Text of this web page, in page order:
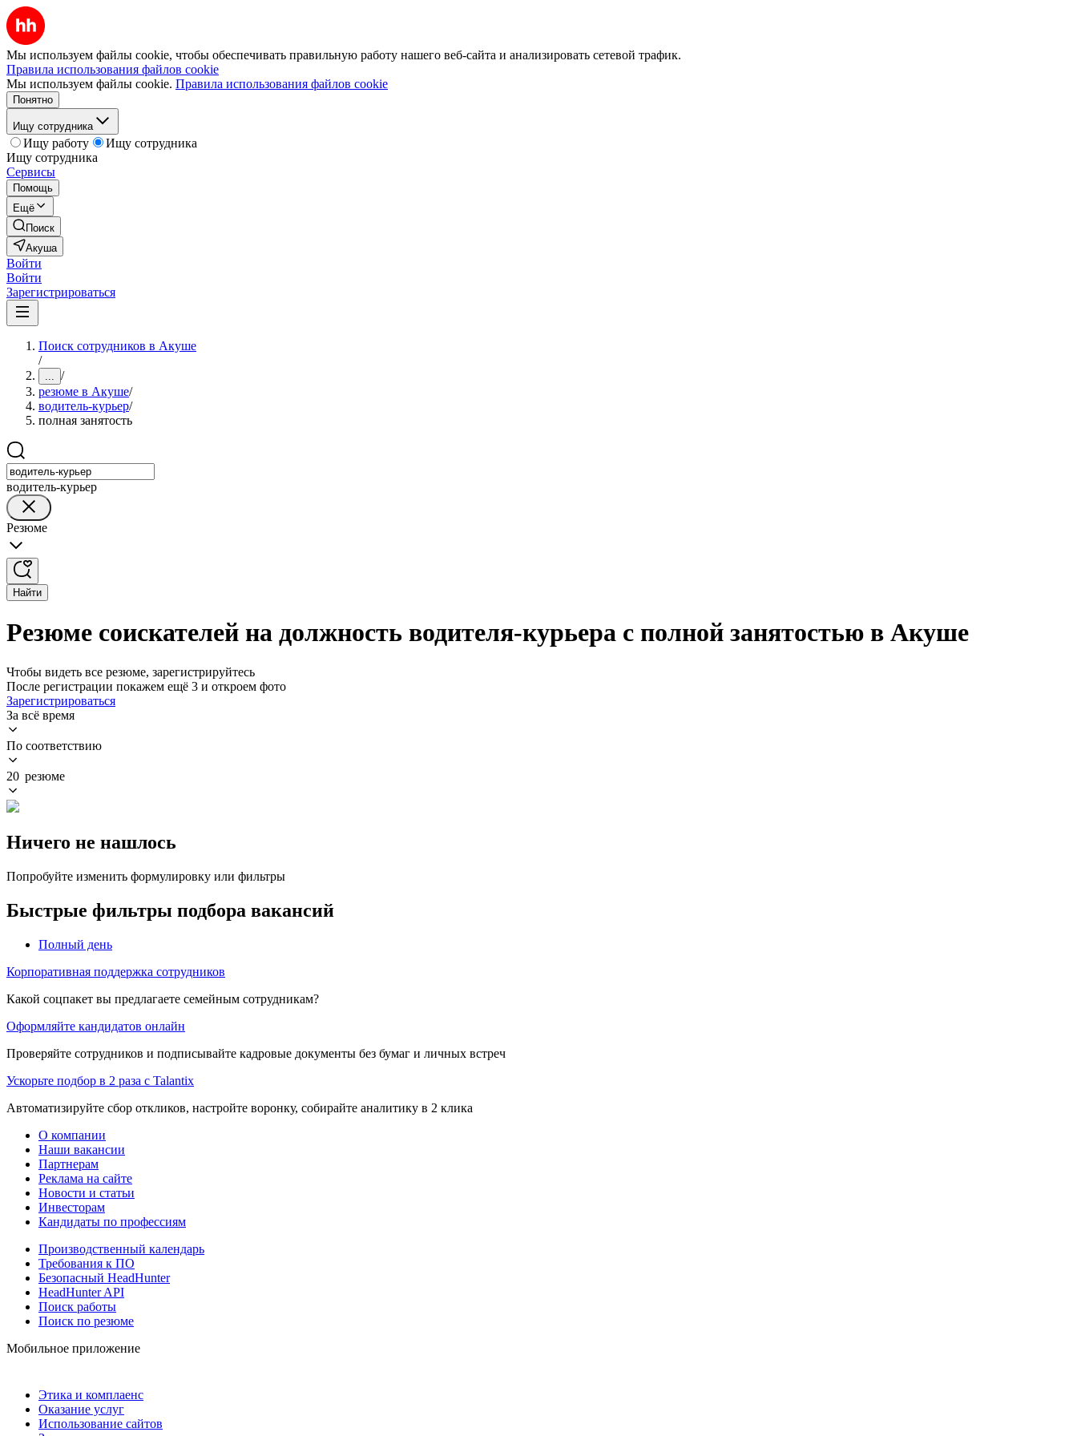
Мы используем файлы cookie, чтобы обеспечивать правильную работу нашего веб-сайта и анализировать сетевой трафик.
Правила использования файлов cookie
Мы используем файлы cookie. Правила использования файлов cookie
Понятно
Ищу сотрудника
Ищу работу
Ищу сотрудника
Ищу сотрудника
Сервисы
Помощь
Ещё
Поиск
Акуша
Войти
Войти
Зарегистрироваться
Поиск сотрудников в Акуше
/
... /
резюме в Акуше/
водитель-курьер/
полная занятость
водитель-курьер
Резюме
Найти
Резюме соискателей на должность водителя-курьера с полной занятостью в Акуше
Чтобы видеть все резюме, зарегистрируйтесь
После регистрации покажем ещё 3 и откроем фото
Зарегистрироваться
За всё время
По соответствию
20 резюме
Ничего не нашлось
Попробуйте изменить формулировку или фильтры
Быстрые фильтры подбора вакансий
Полный день
Корпоративная поддержка сотрудников
Какой соцпакет вы предлагаете семейным сотрудникам?
Оформляйте кандидатов онлайн
Проверяйте сотрудников и подписывайте кадровые документы без бумаг и личных встреч
Ускорьте подбор в 2 раза с Talantix
Автоматизируйте сбор откликов, настройте воронку, собирайте аналитику в 2 клика
О компании
Наши вакансии
Партнерам
Реклама на сайте
Новости и статьи
Инвесторам
Кандидаты по профессиям
Производственный календарь
Требования к ПО
Безопасный HeadHunter
HeadHunter API
Поиск работы
Поиск по резюме
Мобильное приложение
Этика и комплаенс
Оказание услуг
Использование сайтов